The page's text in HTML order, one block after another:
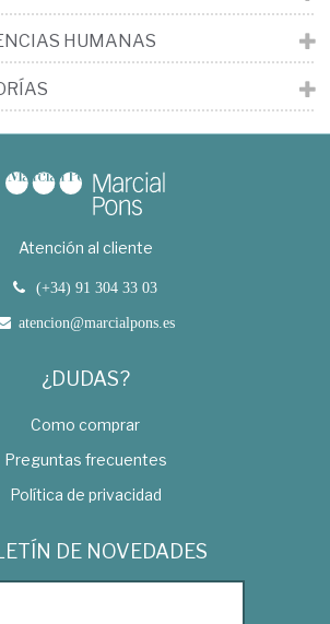
HUMANAS
Atención al cliente
(+34) 91 304 33 03
atencion@marcialpons.es
¿DUDAS?
Como comprar
Preguntas frecuentes
Política de privacidad
DE NOVEDADES